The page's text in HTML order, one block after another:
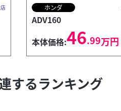
ホンダ
ADV160
本体価格:46.99万円
するランキング